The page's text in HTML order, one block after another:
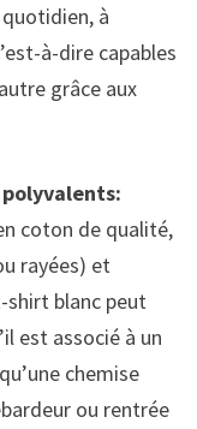
à
à-dire capables
grâce aux
coton de qualité,
rayées) et
shirt blanc peut
est associé à un
chemise
ou rentrée